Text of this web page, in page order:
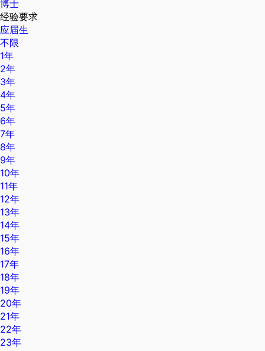
博士
经验要求
应届生
不限
1年
2年
3年
4年
5年
6年
7年
8年
9年
10年
11年
12年
13年
14年
15年
16年
17年
18年
19年
20年
21年
22年
23年